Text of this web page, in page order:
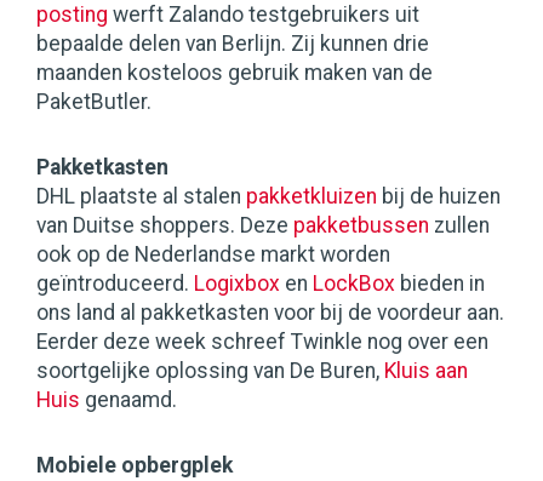
posting werft Zalando testgebruikers uit
bepaalde delen van Berlijn. Zij kunnen drie
maanden kosteloos gebruik maken van de
PaketButler.
Pakketkasten
DHL plaatste al stalen pakketkluizen bij de huizen
van Duitse shoppers. Deze pakketbussen zullen
ook op de Nederlandse markt worden
geïntroduceerd. Logixbox en LockBox bieden in
ons land al pakketkasten voor bij de voordeur aan.
Eerder deze week schreef Twinkle nog over een
soortgelijke oplossing van De Buren, Kluis aan
Huis genaamd.
Mobiele opbergplek